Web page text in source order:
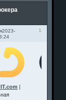
1
2023-
|